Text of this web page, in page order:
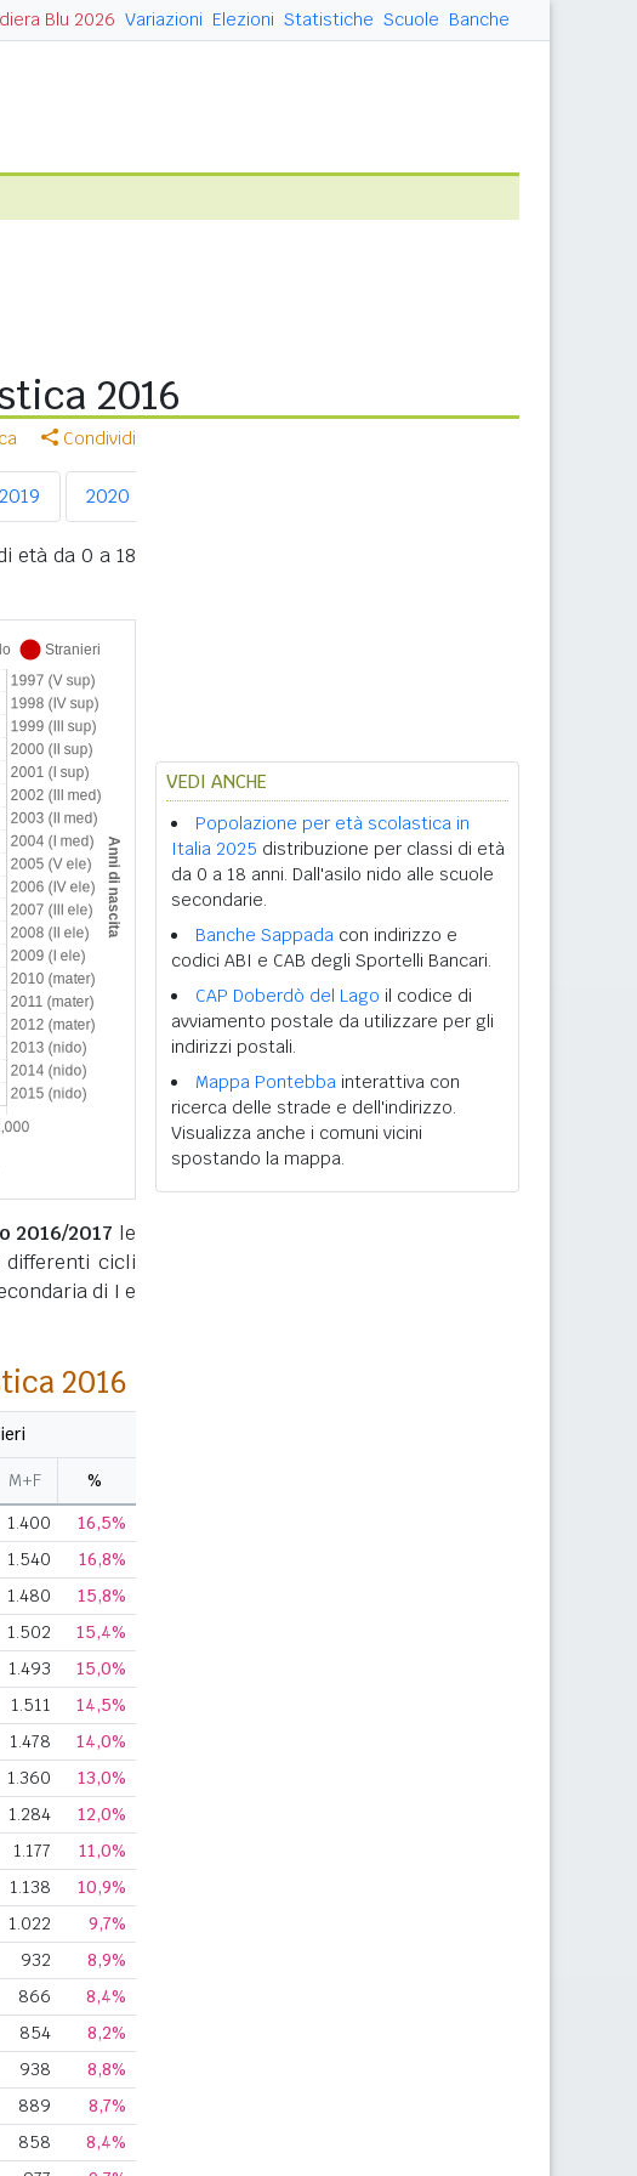
Blu 2026 Variazioni Elezioni Statistiche Scuole Banche
2016
Condividi
2019 2020
età da 0 a 18
2016/2017 le
differenti cicli
di I e
2016
M+F
%
1.400
16,5%
1.540
16,8%
1.480
15,8%
1.502
15,4%
1.493
15,0%
1.511
14,5%
1.478
14,0%
1.360
13,0%
1.284
12,0%
1.177
11,0%
1.138
10,9%
1.022
9,7%
932
8,9%
866
8,4%
854
8,2%
938
8,8%
889
8,7%
858
8,4%
VEDI ANCHE
Popolazione per età scolastica in
Italia 2025 distribuzione per classi di età
da 0 a 18 anni. Dall'asilo nido alle scuole
secondarie.
Banche Sappada con indirizzo e
codici ABI e CAB degli Sportelli Bancari.
CAP Doberdò del Lago il codice di
avviamento postale da utilizzare per gli
indirizzi postali.
Mappa Pontebba interattiva con
ricerca delle strade e dell'indirizzo.
Visualizza anche i comuni vicini
spostando la mappa.